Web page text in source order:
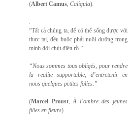
(Albert Camus, Caligula).
.
“Tất cả chúng ta, để có thể sống được với
thực tại, đều buộc phải nuôi dưỡng trong
mình đôi chút điên rồ.”
“Nous sommes tous obligés, pour rendre
la realite supportable, d’entretenir en
nous quelques petites folies.”
(Marcel Proust,À l’ombre des jeunes
filles en fleurs)